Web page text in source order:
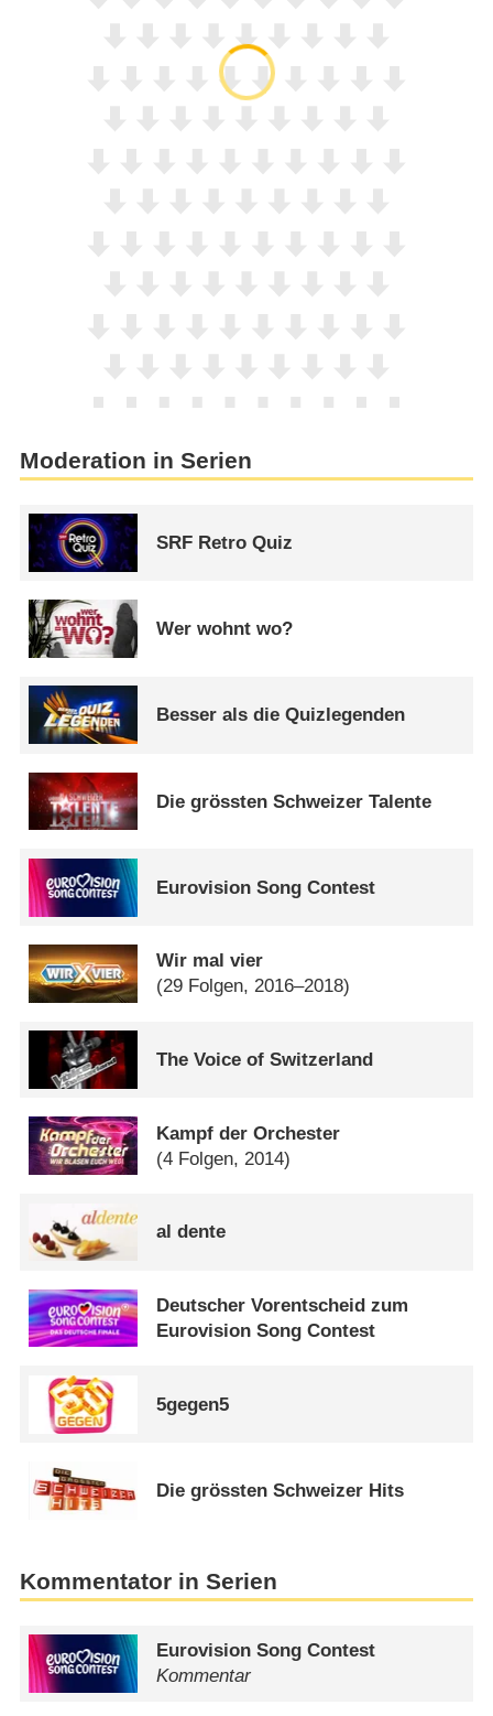
Moderation in Serien
SRF Retro Quiz
Wer wohnt wo?
Besser als die Quizlegenden
Die grössten Schweizer Talente
Eurovision Song Contest
Wir mal vier
(29 Folgen, 2016–2018)
The Voice of Switzerland
Kampf der Orchester
(4 Folgen, 2014)
al dente
Deutscher Vorentscheid zum
Eurovision Song Contest
5gegen5
Die grössten Schweizer Hits
Kommentator in Serien
Eurovision Song Contest
Kommentar